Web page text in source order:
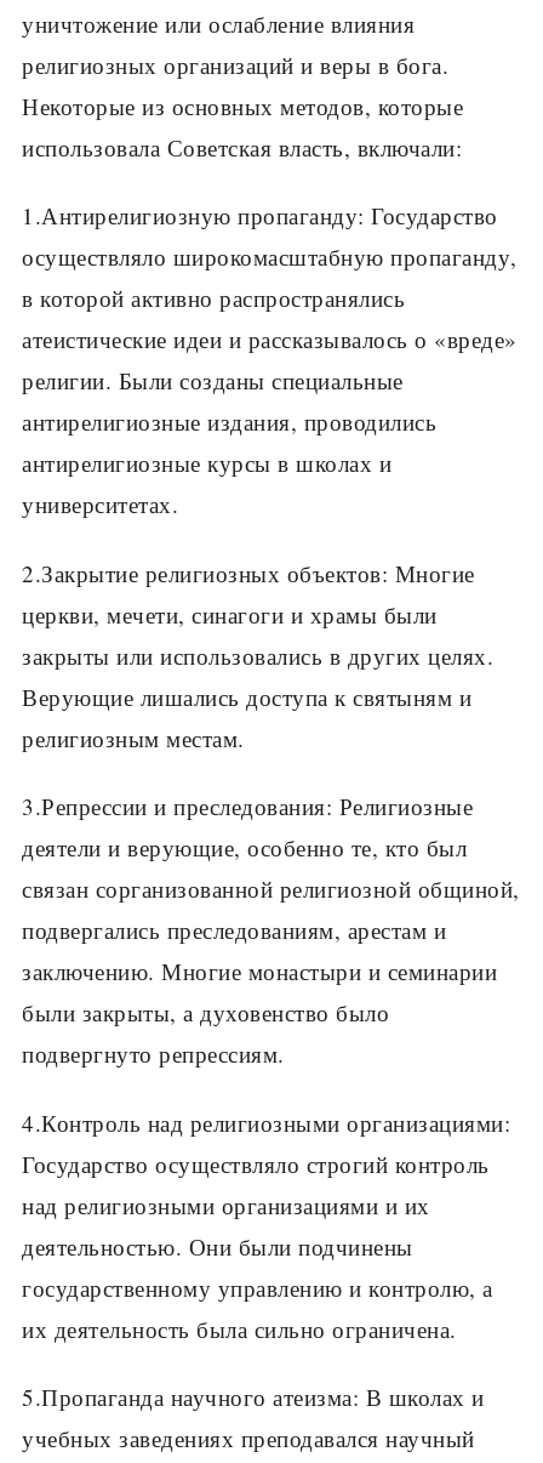
уничтожение или ослабление влияния
религиозных организаций и веры в бога.
Некоторые из основных методов, которые
использовала Советская власть, включали:
1.Антирелигиозную пропаганду: Государство
осуществляло широкомасштабную пропаганду,
в которой активно распространялись
атеистические идеи и рассказывалось о «вреде»
религии. Были созданы специальные
антирелигиозные издания, проводились
антирелигиозные курсы в школах и
университетах.
2.Закрытие религиозных объектов: Многие
церкви, мечети, синагоги и храмы были
закрыты или использовались в других целях.
Верующие лишались доступа к святыням и
религиозным местам.
3.Репрессии и преследования: Религиозные
деятели и верующие, особенно те, кто был
связан сорганизованной религиозной общиной,
подвергались преследованиям, арестам и
заключению. Многие монастыри и семинарии
были закрыты, а духовенство было
подвергнуто репрессиям.
4.Контроль над религиозными организациями:
Государство осуществляло строгий контроль
над религиозными организациями и их
деятельностью. Они были подчинены
государственному управлению и контролю, а
их деятельность была сильно ограничена.
5.Пропаганда научного атеизма: В школах и
учебных заведениях преподавался научный